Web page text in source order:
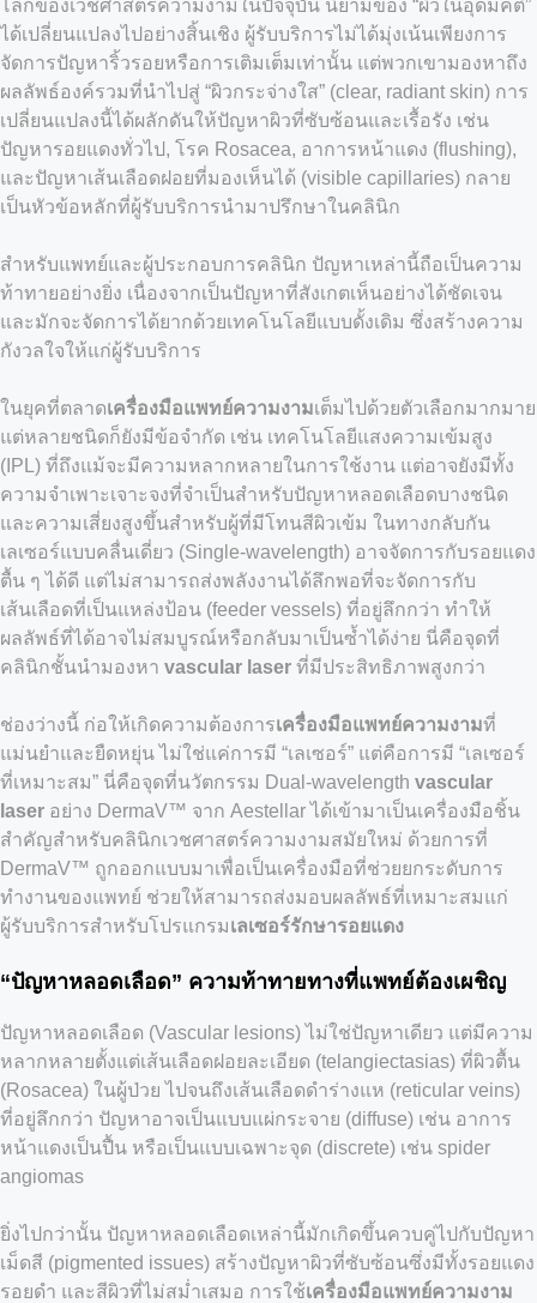
โลกของเวชศาสตร์ความงามในปัจจุบัน นิยามของ “ผิวในอุดมคติ”
ได้เปลี่ยนแปลงไปอย่างสิ้นเชิง ผู้รับบริการไม่ได้มุ่งเน้นเพียงการ
จัดการปัญหาริ้วรอยหรือการเติมเต็มเท่านั้น แต่พวกเขามองหาถึง
ผลลัพธ์องค์รวมที่นำไปสู่ “ผิวกระจ่างใส” (clear, radiant skin) การ
เปลี่ยนแปลงนี้ได้ผลักดันให้ปัญหาผิวที่ซับซ้อนและเรื้อรัง เช่น
ปัญหารอยแดงทั่วไป, โรค Rosacea, อาการหน้าแดง (flushing),
และปัญหาเส้นเลือดฝอยที่มองเห็นได้ (visible capillaries) กลาย
เป็นหัวข้อหลักที่ผู้รับบริการนำมาปรึกษาในคลินิก
สำหรับแพทย์และผู้ประกอบการคลินิก ปัญหาเหล่านี้ถือเป็นความ
ท้าทายอย่างยิ่ง เนื่องจากเป็นปัญหาที่สังเกตเห็นอย่างได้ชัดเจน
และมักจะจัดการได้ยากด้วยเทคโนโลยีแบบดั้งเดิม ซึ่งสร้างความ
กังวลใจให้แก่ผู้รับบริการ
ในยุคที่ตลาดเครื่องมือแพทย์ความงามเต็มไปด้วยตัวเลือกมากมาย
แต่หลายชนิดก็ยังมีข้อจำกัด เช่น เทคโนโลยีแสงความเข้มสูง
(IPL) ที่ถึงแม้จะมีความหลากหลายในการใช้งาน แต่อาจยังมีทั้ง
ความจำเพาะเจาะจงที่จำเป็นสำหรับปัญหาหลอดเลือดบางชนิด
และความเสี่ยงสูงขึ้นสำหรับผู้ที่มีโทนสีผิวเข้ม ในทางกลับกัน
เลเซอร์แบบคลื่นเดี่ยว (Single-wavelength) อาจจัดการกับรอยแดง
ตื้น ๆ ได้ดี แต่ไม่สามารถส่งพลังงานได้ลึกพอที่จะจัดการกับ
เส้นเลือดที่เป็นแหล่งป้อน (feeder vessels) ที่อยู่ลึกกว่า ทำให้
ผลลัพธ์ที่ได้อาจไม่สมบูรณ์หรือกลับมาเป็นซ้ำได้ง่าย นี่คือจุดที่
คลินิกชั้นนำมองหา vascular laser ที่มีประสิทธิภาพสูงกว่า
ช่องว่างนี้ ก่อให้เกิดความต้องการเครื่องมือแพทย์ความงามที่
แม่นยำและยืดหยุ่น ไม่ใช่แค่การมี “เลเซอร์” แต่คือการมี “เลเซอร์
ที่เหมาะสม” นี่คือจุดที่นวัตกรรม Dual-wavelength vascular
laser อย่าง DermaV™ จาก Aestellar ได้เข้ามาเป็นเครื่องมือชิ้น
สำคัญสำหรับคลินิกเวชศาสตร์ความงามสมัยใหม่ ด้วยการที่
DermaV™ ถูกออกแบบมาเพื่อเป็นเครื่องมือที่ช่วยยกระดับการ
ทำงานของแพทย์ ช่วยให้สามารถส่งมอบผลลัพธ์ที่เหมาะสมแก่
ผู้รับบริการสำหรับโปรแกรมเลเซอร์รักษารอยแดง
“ปัญหาหลอดเลือด” ความท้าทายทางที่แพทย์ต้องเผชิญ
ปัญหาหลอดเลือด (Vascular lesions) ไม่ใช่ปัญหาเดียว แต่มีความ
หลากหลายตั้งแต่เส้นเลือดฝอยละเอียด (telangiectasias) ที่ผิวตื้น
(Rosacea) ในผู้ป่วย ไปจนถึงเส้นเลือดดำร่างแห (reticular veins)
ที่อยู่ลึกกว่า ปัญหาอาจเป็นแบบแผ่กระจาย (diffuse) เช่น อาการ
หน้าแดงเป็นปื้น หรือเป็นแบบเฉพาะจุด (discrete) เช่น spider
angiomas
ยิ่งไปกว่านั้น ปัญหาหลอดเลือดเหล่านี้มักเกิดขึ้นควบคู่ไปกับปัญหา
เม็ดสี (pigmented issues) สร้างปัญหาผิวที่ซับซ้อนซึ่งมีทั้งรอยแดง
รอยดำ และสีผิวที่ไม่สม่ำเสมอ การใช้เครื่องมือแพทย์ความงาม